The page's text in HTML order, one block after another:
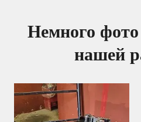
Немного фото
нашей